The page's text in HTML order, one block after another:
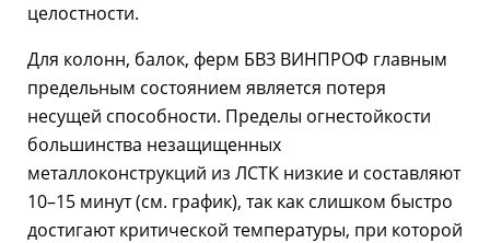
целостности.
Для колонн, балок, ферм БВЗ ВИНПРОФ главным
предельным состоянием является потеря
несущей способности. Пределы огнестойкости
большинства незащищенных
металлоконструкций из ЛСТК низкие и составляют
10–15 минут (см. график), так как слишком быстро
достигают критической температуры, при которой